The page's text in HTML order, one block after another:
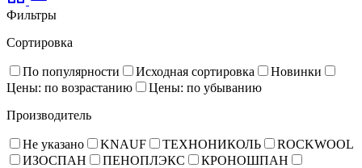
Фильтры
Сортировка
По популярности Исходная сортировка
Новинки
Цены: по возрастанию
Цены: по убыванию
Производитель
Не указано KNAUF ТЕХНОНИКОЛЬ
ROCKWOOL
ИЗОСПАН
ПЕНОПЛЭКС
КРОНОШПАН